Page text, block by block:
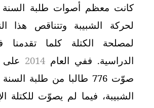
كانت معظم أصوات طلبة السنة
لحركة الشبيبة وتتناقص هذا
لمصلحة الكتلة كلما
الدراسية. ففي العام 2014 على
صوّت 776 طالبا من طلبة